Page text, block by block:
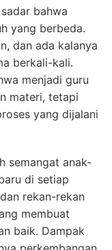
bahwa
yang berbeda.
dan ada kalanya
berkali-kali.
menjadi guru
materi, tetapi
yang dijalani
semangat anak-
di setiap
rekan-rekan
membuat
baik. Dampak